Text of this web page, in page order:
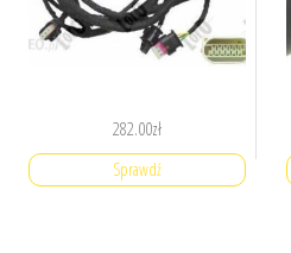
282.00zł
Sprawdź